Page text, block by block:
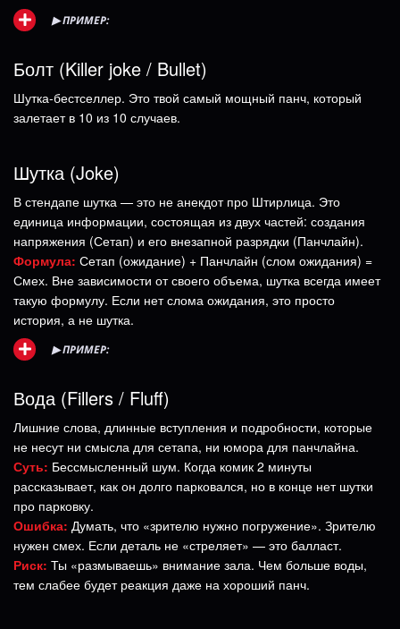
▶ПРИМЕР:
Болт (Killer joke / Bullet)
Шутка-бестселлер. Это твой самый мощный панч, который
залетает в 10 из 10 случаев.
Шутка (Joke)
В стендапе шутка — это не анекдот про Штирлица. Это
единица информации, состоящая из двух частей: создания
напряжения (Сетап) и его внезапной разрядки (Панчлайн).
Формула: Сетап (ожидание) + Панчлайн (слом ожидания) =
Смех. Вне зависимости от своего объема, шутка всегда имеет
такую формулу. Если нет слома ожидания, это просто
история, а не шутка.
▶ПРИМЕР:
Вода (Fillers / Fluff)
Лишние слова, длинные вступления и подробности, которые
не несут ни смысла для сетапа, ни юмора для панчлайна.
Суть: Бессмысленный шум. Когда комик 2 минуты
рассказывает, как он долго парковался, но в конце нет шутки
про парковку.
Ошибка: Думать, что «зрителю нужно погружение». Зрителю
нужен смех. Если деталь не «стреляет» — это балласт.
Риск: Ты «размываешь» внимание зала. Чем больше воды,
тем слабее будет реакция даже на хороший панч.